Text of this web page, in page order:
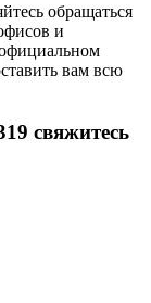
обращаться
и
вам всю
свяжитесь